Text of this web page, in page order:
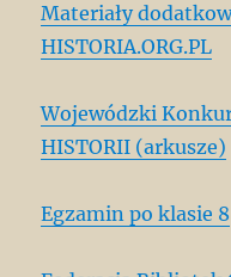
Materiały
HISTORIA.ORG.PL
Wojewódzki
HISTORII (arkusze)
Egzamin po klasie 8